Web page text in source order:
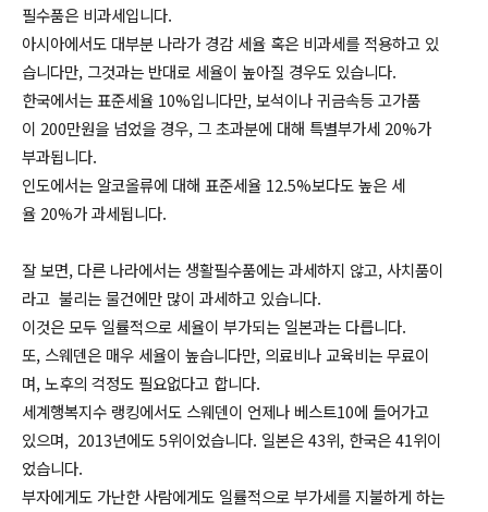
필수품은 비과세입니다.
아시아에서도 대부분 나라가 경감 세율 혹은 비과세를 적용하고 있
습니다만, 그것과는 반대로 세율이 높아질 경우도 있습니다.
한국에서는 표준세율 10%입니다만, 보석이나 귀금속등 고가품
이 200만원을 넘었을 경우, 그 초과분에 대해 특별부가세 20%가
부과됩니다.
인도에서는 알코올류에 대해 표준세율 12.5%보다도 높은 세
율 20%가 과세됩니다.
잘 보면, 다른 나라에서는 생활필수품에는 과세하지 않고,사치품이
라고 불리는 물건에만 많이 과세하고 있습니다.
이것은 모두 일률적으로 세율이 부가되는 일본과는 다릅니다.
또, 스웨덴은 매우 세율이 높습니다만, 의료비나 교육비는 무료이
며, 노후의 걱정도 필요없다고 합니다.
세계행복지수 랭킹에서도 스웨덴이 언제나 베스트10에 들어가고
있으며, 2013년에도 5위이었습니다. 일본은 43위, 한국은 41위이
었습니다.
부자에게도 가난한 사람에게도 일률적으로 부가세를 지불하게 하는